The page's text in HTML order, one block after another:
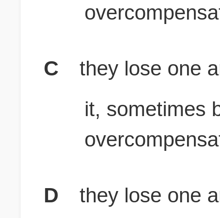
C
they lose one
it, sometimes
D
they lose one